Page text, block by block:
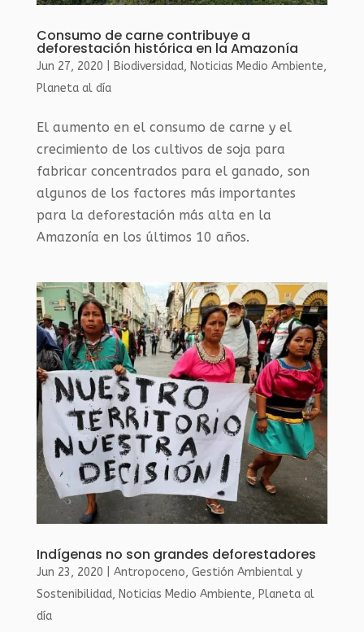
Consumo de carne contribuye a
deforestación histórica en la Amazonía
Jun 27, 2020 Biodiversidad, Noticias Medio Ambiente,
Planeta al día
El aumento en el consumo de carne y el
crecimiento de los cultivos de soja para
fabricar concentrados para el ganado, son
algunos de los factores más importantes
para la deforestación más alta en la
Amazonía en los últimos 10 años.
Indígenas no son grandes deforestadores
Jun 23, 2020 Antropoceno, Gestión Ambiental y
Sostenibilidad, Noticias Medio Ambiente, Planeta al
día